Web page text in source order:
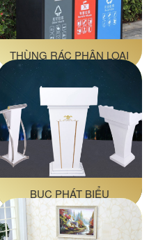
THÙNG RÁC PHÂN LOẠI
BỤC PHÁT BIỂU